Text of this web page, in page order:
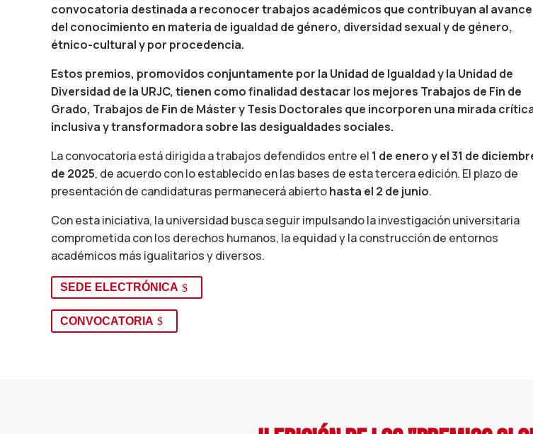
convocatoria destinada a reconocer trabajos académicos que contribuyan al avance
del conocimiento en materia de igualdad de género, diversidad sexual y de género,
étnico-cultural y por procedencia.
Estos premios, promovidos conjuntamente por la Unidad de Igualdad y la Unidad de
Diversidad de la URJC, tienen como finalidad destacar los mejores Trabajos de Fin de
Grado, Trabajos de Fin de Máster y Tesis Doctorales que incorporen una mirada
inclusiva y transformadora sobre las desigualdades sociales.
La convocatoria está dirigida a trabajos defendidos entre el 1 de enero y el 31 de
de 2025, de acuerdo con lo establecido en las bases de esta tercera edición. El plazo de
presentación de candidaturas permanecerá abiertohasta el 2 de junio.
Con esta iniciativa, la universidad busca seguir impulsando la investigación universitaria
comprometida con los derechos humanos, la equidad y la construcción de entornos
académicos más igualitarios y diversos.
SEDE ELECTRÓNICA
CONVOCATORIA